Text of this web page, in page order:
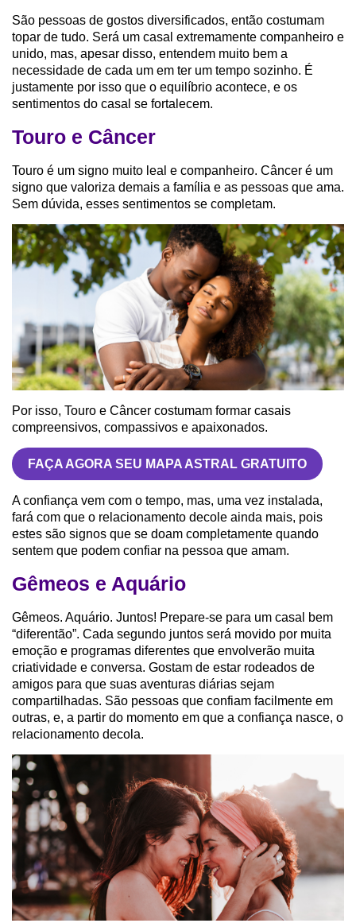
São pessoas de gostos diversificados, então costumam
topar de tudo. Será um casal extremamente companheiro e
unido, mas, apesar disso, entendem muito bem a
necessidade de cada um em ter um tempo sozinho. É
justamente por isso que o equilíbrio acontece, e os
sentimentos do casal se fortalecem.
Touro e Câncer
Touro é um signo muito leal e companheiro. Câncer é um
signo que valoriza demais a família e as pessoas que ama.
Sem dúvida, esses sentimentos se completam.
Por isso, Touro e Câncer costumam formar casais
compreensivos, compassivos e apaixonados.
FAÇA AGORA SEU MAPA ASTRAL GRATUITO
A confiança vem com o tempo, mas, uma vez instalada,
fará com que o relacionamento decole ainda mais, pois
estes são signos que se doam completamente quando
sentem que podem confiar na pessoa que amam.
Gêmeos e Aquário
Gêmeos. Aquário. Juntos! Prepare-se para um casal bem
“diferentão”. Cada segundo juntos será movido por muita
emoção e programas diferentes que envolverão muita
criatividade e conversa. Gostam de estar rodeados de
amigos para que suas aventuras diárias sejam
compartilhadas. São pessoas que confiam facilmente em
outras, e, a partir do momento em que a confiança nasce, o
relacionamento decola.